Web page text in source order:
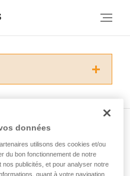
technique pour
nécessite une
spécifique. Validez
conseils
données
utilisons des cookies et/ou
du bon fonctionnement de notre
publicités, et pour analyser notre